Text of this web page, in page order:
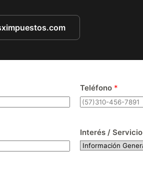
Teléfono *
Interés / Servicio